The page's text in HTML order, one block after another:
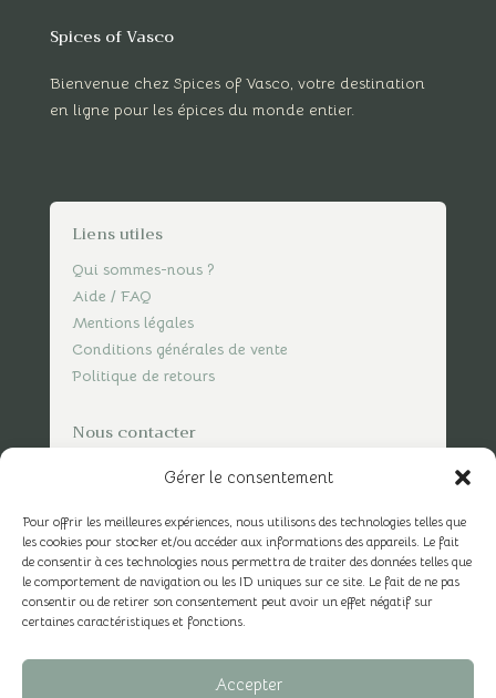
Gérer le consentement
Pour offrir les meilleures expériences, nous utilisons des technologies telles que
les cookies pour stocker et/ou accéder aux informations des appareils. Le fait
de consentir à ces technologies nous permettra de traiter des données telles que
le comportement de navigation ou les ID uniques sur ce site. Le fait de ne pas
consentir ou de retirer son consentement peut avoir un effet négatif sur
certaines caractéristiques et fonctions.
Accepter
Spices of Vasco
Bienvenue chez Spices of Vasco, votre destination
en ligne pour les épices du monde entier.
Liens utiles
Qui sommes-nous ?
Aide / FAQ
Mentions légales
Conditions générales de vente
Politique de retours
Nous contacter
contact@spicesofvasco.com